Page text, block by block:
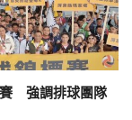
賽 強調排球團隊